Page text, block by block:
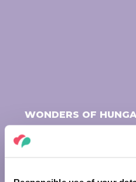
WONDERS OF
We have launched a